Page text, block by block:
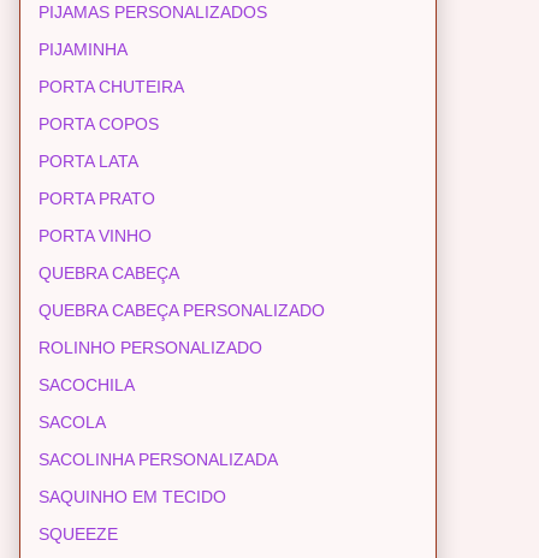
PIJAMAS PERSONALIZADOS
PIJAMINHA
PORTA CHUTEIRA
PORTA COPOS
PORTA LATA
PORTA PRATO
PORTA VINHO
QUEBRA CABEÇA
QUEBRA CABEÇA PERSONALIZADO
ROLINHO PERSONALIZADO
SACOCHILA
SACOLA
SACOLINHA PERSONALIZADA
SAQUINHO EM TECIDO
SQUEEZE